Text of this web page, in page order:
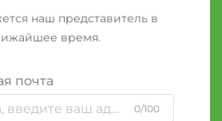
наш представитель в
время.
почта
0/100